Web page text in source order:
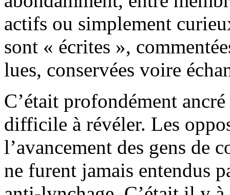
actifs ou simplement
sont « écrites »,
lues, conservées voire
C’était profondément
difficile à révéler. Les
l’avancement des gens de
ne furent jamais entendus